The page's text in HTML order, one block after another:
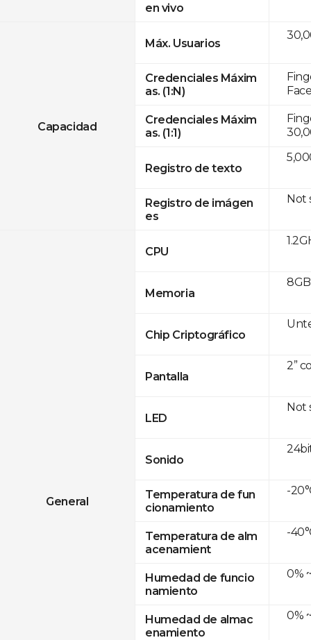
en vivo
Capacidad
Máx. Usuarios
Credenciales Máxim
as. (1:N)
Credenciales Máxim
as. (1:1)
Registro de texto
Registro de imágen
es
General
CPU
Memoria
Chip Criptográfico
Pantalla
LED
Sonido
Temperatura de fun
cionamiento
Temperatura de alm
acenamient
Humedad de funcio
namiento
Humedad de almac
enamiento
Not
2”
Not
-
-
0%
0%